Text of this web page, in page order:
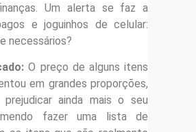
Um alerta se faz a
e joguinhos de celular:
necessários?
O preço de alguns itens
em grandes proporções,
ainda mais o seu
fazer uma lista de